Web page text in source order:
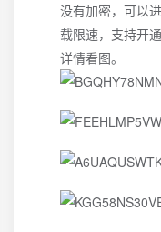
没有加密，可以
载限速，支持开通
详情看图。